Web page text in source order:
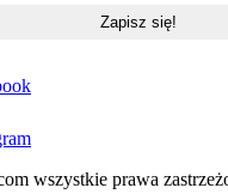
wszystkie prawa